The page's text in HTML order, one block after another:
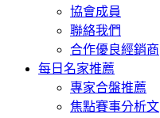
協會成員
聯絡我們
合作優良經銷商
每日名家推薦
專家合盤推薦
焦點賽事分析文